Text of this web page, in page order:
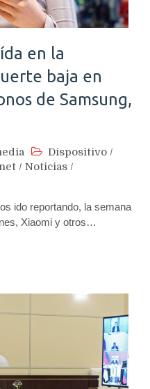
en la
baja en
de Samsung,
Dispositivo /
/ Noticias /
ido reportando, la semana
Xiaomi y otros…